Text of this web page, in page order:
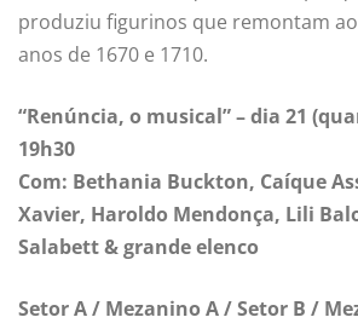
produziu figurinos que remontam
anos de 1670 e 1710.
“Renúncia, o musical” – dia 21
19h30
Com: Bethania Buckton, Caíque
Xavier, Haroldo Mendonça, Lili
Salabett & grande elenco
Setor A / Mezanino A / Setor B /